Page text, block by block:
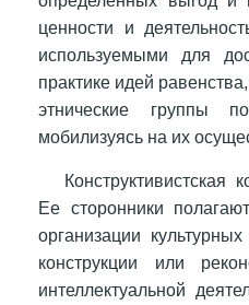
ценности и
используемыми для
практике идей
этнические группы
мобилизуясь на их
Ее сторонники
организации
конструкции или
интеллектуальной